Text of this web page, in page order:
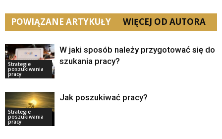
POWIĄZANE ARTYKUŁY WIĘCEJ OD AUTORA
Strategie
poszukiwania
pracy
W jaki sposób należy przygotować się do
szukania pracy?
Strategie
poszukiwania
pracy
Jak poszukiwać pracy?